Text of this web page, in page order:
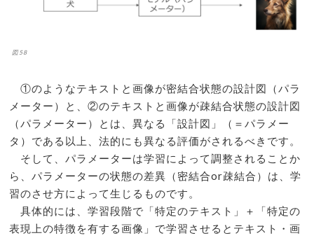
図58
①のようなテキストと画像が密結合状態の設計図（パラ
メーター）と、②のテキストと画像が疎結合状態の設計図
（パラメーター）とは、異なる「設計図」（＝パラメー
タ）である以上、法的にも異なる評価がされるべきです。
そして、パラメーターは学習によって調整されることか
ら、パラメーターの状態の差異（密結合or疎結合）は、学
習のさせ方によって生じるものです。
具体的には、学習段階で「特定のテキスト」＋「特定の
表現上の特徴を有する画像」で学習させるとテキスト・画